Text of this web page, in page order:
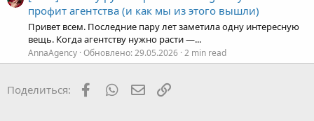
[Кейс] Почему ручная работа в Telegram убивает
профит агентства (и как мы из этого вышли)
Привет всем. Последние пару лет заметила одну интересную
вещь. Когда агентству нужно расти —...